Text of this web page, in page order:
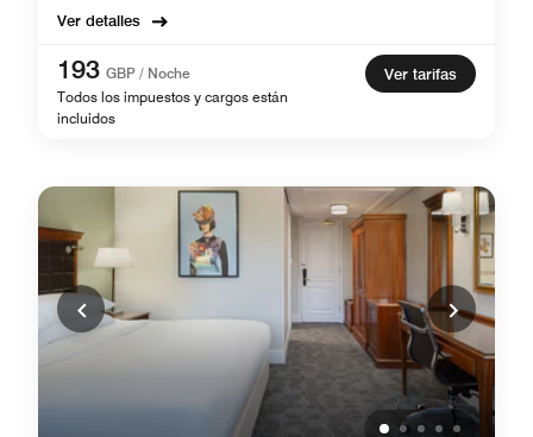
Ver detalles
193 GBP / Noche
Todos los impuestos y cargos están
incluidos
Ver tarifas